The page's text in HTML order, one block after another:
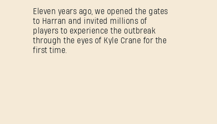
Eleven years ago, we opened the gates
to Harran and invited millions of
players to experience the outbreak
through the eyes of Kyle Crane for the
first time.